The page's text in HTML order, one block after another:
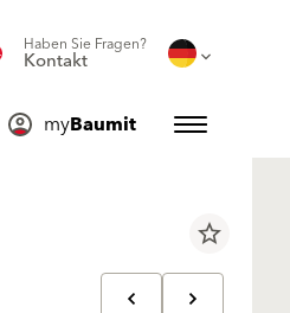
Haben Sie Fragen?
Kontakt
myBaumit
star_border